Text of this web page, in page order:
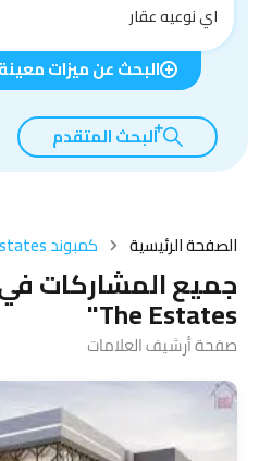
اي نوعيه عقار
البحث عن ميزات معينة
البحث المتقدم
الصفحة الرئيسية كمبوند The Estates
جميع المشاركات
The Estates"
صفحة أرشيف العلامات